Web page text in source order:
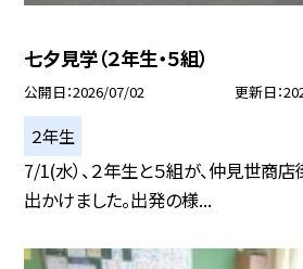
七夕見学（２年生・５組）
公開日 2026/07/02 更新日
２年生
7/1(水）、２年生と５組が、仲見世商
出かけました。出発の様...